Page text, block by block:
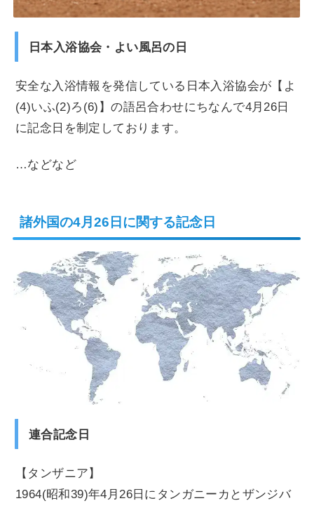
日本入浴協会・よい風呂の日
安全な入浴情報を発信している日本入浴協会が【よ
(4)いふ(2)ろ(6)】の語呂合わせにちなんで4月26日
に記念日を制定しております。
…などなど
諸外国の4月26日に関する記念日
連合記念日
【タンザニア】
1964(昭和39)年4月26日にタンガニーカとザンジバ